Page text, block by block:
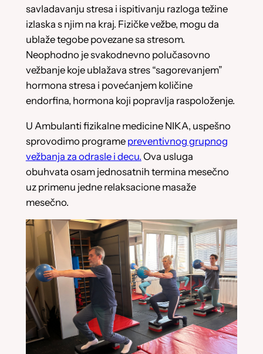
savladavanju stresa i ispitivanju razloga težine
izlaska s njim na kraj. Fizičke vežbe, mogu da
ublaže tegobe povezane sa stresom.
Neophodno je svakodnevno polučasovno
vežbanje koje ublažava stres “sagorevanjem”
hormona stresa i povećanjem količine
endorfina, hormona koji popravlja raspoloženje.
U Ambulanti fizikalne medicine NIKA, uspešno
sprovodimo programe preventivnog grupnog
vežbanja za odrasle i decu. Ova usluga
obuhvata osam jednosatnih termina mesečno
uz primenu jedne relaksacione masaže
mesečno.